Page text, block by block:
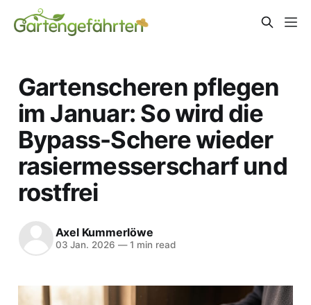
Gartenscheren pflegen
im Januar: So wird die
Bypass-Schere wieder
rasiermesserscharf und
rostfrei
Axel Kummerlöwe
03 Jan. 2026 —1 min read